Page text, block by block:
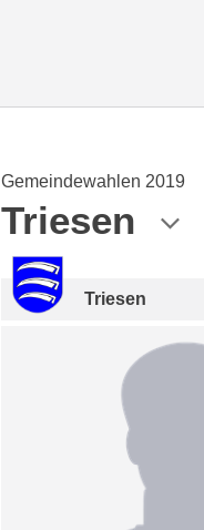
Gemeindewahlen 2019
Triesen
Triesen